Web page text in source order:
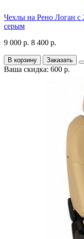
Чехлы на Рено Логан с
серым
9 000 р. 8 400 р.
В корзину Заказать
Ваша скидка: 600 р.